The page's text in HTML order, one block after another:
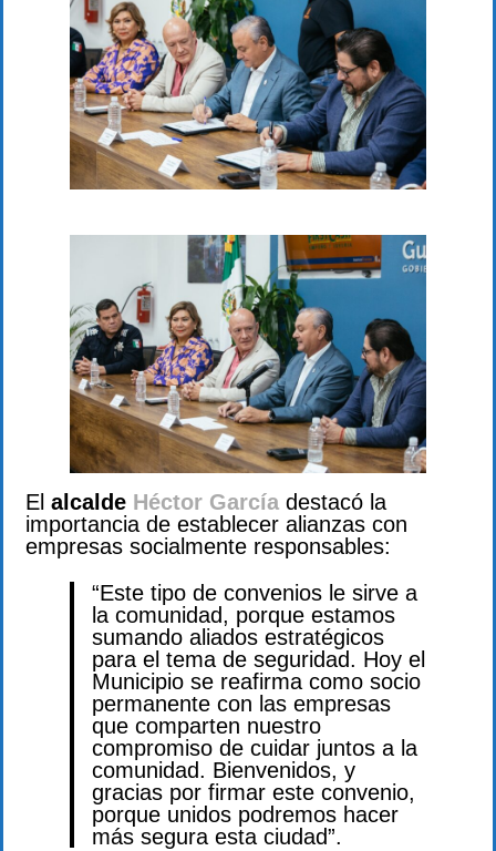
El alcalde Héctor García destacó la
importancia de establecer alianzas con
empresas socialmente responsables:
“Este tipo de convenios le sirve a
la comunidad, porque estamos
sumando aliados estratégicos
para el tema de seguridad. Hoy el
Municipio se reafirma como socio
permanente con las empresas
que comparten nuestro
compromiso de cuidar juntos a la
comunidad. Bienvenidos, y
gracias por firmar este convenio,
porque unidos podremos hacer
más segura esta ciudad”.